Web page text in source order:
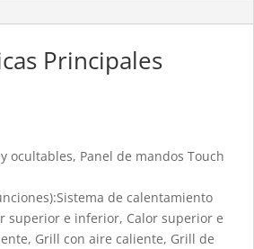
Principales
ocultables, Panel de mandos Touch
de calentamiento
superior e inferior, Calor superior e
Grill con aire caliente, Grill de